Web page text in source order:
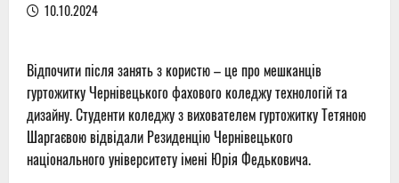
10.10.2024
Відпочити після занять з користю – це про мешканців
гуртожитку Чернівецького фахового коледжу технологій та
дизайну. Студенти коледжу з вихователем гуртожитку Тетяною
Шаргаєвою відвідали Резиденцію Чернівецького
національного університету імені Юрія Федьковича.